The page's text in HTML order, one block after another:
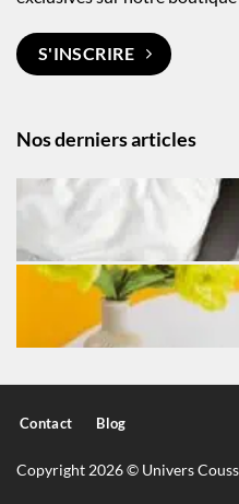
Nos derniers articles
S'INSCRIRE
Contact Blog
Copyright 2026 © Univers